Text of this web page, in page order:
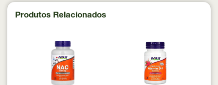
Produtos Relacionados